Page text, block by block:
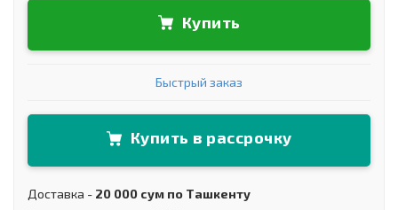
Купить
Быстрый заказ
Купить в рассрочку
Доставка - 20 000 сум по Ташкенту